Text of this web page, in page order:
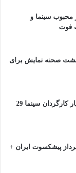
محبوب سینما و
صحنه نمایش برای
درگذشت رضا امینیان دستیار کارگردان سینما 29
پیشکسوت ایران +